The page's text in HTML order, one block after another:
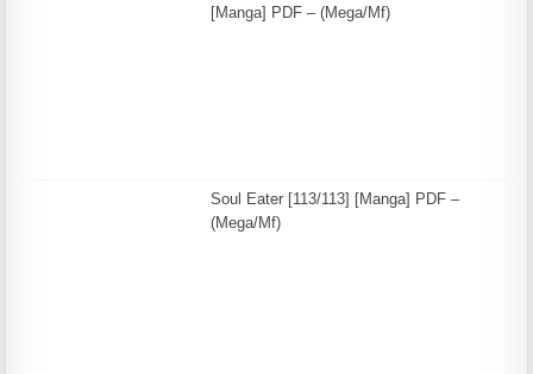
[Manga] PDF – (Mega/Mf)
Soul Eater [113/113] [Manga] PDF –
(Mega/Mf)